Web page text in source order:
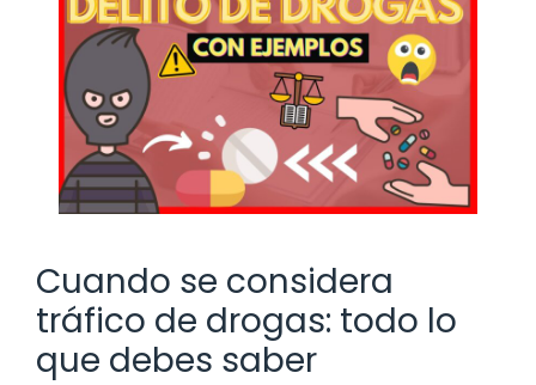
Cuando se considera
tráfico de drogas: todo lo
que debes saber